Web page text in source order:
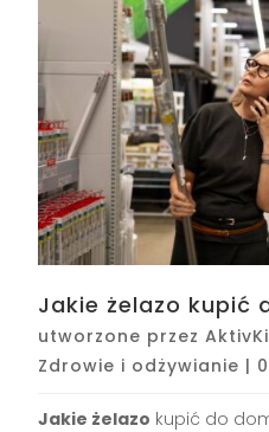
Jakie żelazo kupić
utworzone przez
Zdrowie i odżywianie |
Jakie żelazo kupić do